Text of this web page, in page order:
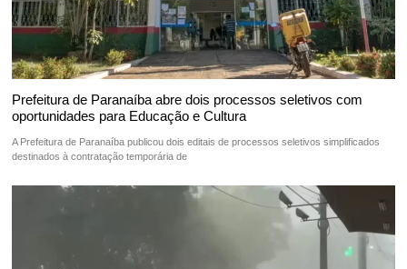
Prefeitura de Paranaíba abre dois processos seletivos com
oportunidades para Educação e Cultura
A Prefeitura de Paranaíba publicou dois editais de processos seletivos simplificados
destinados à contratação temporária de